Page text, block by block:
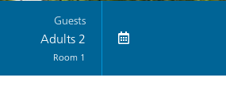
Guests
2 Adults
1 Room